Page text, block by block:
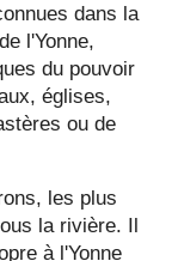
dans la
l'Yonne,
du pouvoir
églises,
ou de
les plus
la rivière. Il
à l'Yonne